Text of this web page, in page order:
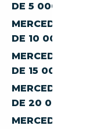
DE 5 000 €
MERCEDES-
DE 10 000 €
MERCEDES-
DE 15 000 €
MERCEDES-
DE 20 000 €
MERCEDES-